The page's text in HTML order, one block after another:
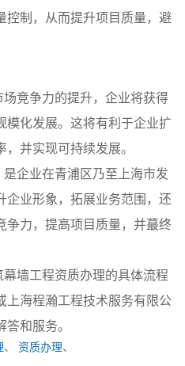
控制，从而提升项目质量，避
竞争力的提升，企业将获得
模化发展。这将有利于企业扩
并实现可持续发展。
企业在青浦区乃至上海市发
企业形象，拓展业务范围，还
争力，提高项目质量，并蕞终
墙工程资质办理的具体流程
上海程瀚工程技术服务有限公
和服务。
、 资质办理、